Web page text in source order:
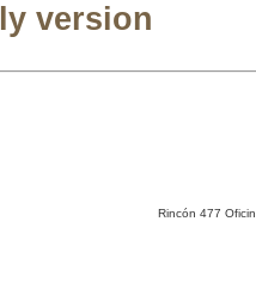
version
Rincón 477